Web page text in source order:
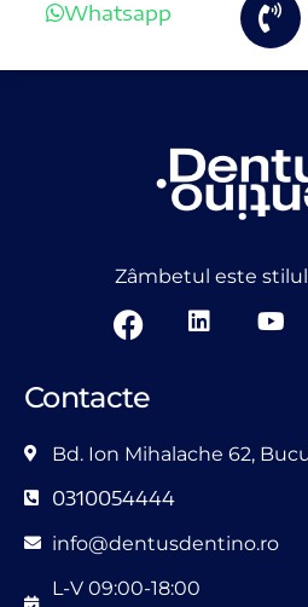
Whatsapp
Zâmbetul este
Contacte
Bd. Ion Mihalache 62,
0310054444
info@dentusdentino.ro
L-V 09:00-18:00